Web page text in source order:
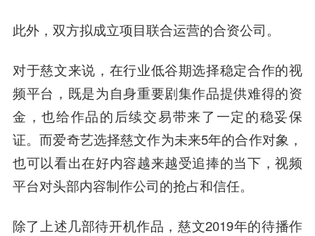
此外，双方拟成立项目联合运营的合资公司。
对于慈文来说，在行业低谷期选择稳定合作的视
频平台，既是为自身重要剧集作品提供难得的资
金，也给作品的后续交易带来了一定的稳妥保
证。而爱奇艺选择慈文作为未来5年的合作对象，
也可以看出在好内容越来越受追捧的当下，视频
平台对头部内容制作公司的抢占和信任。
除了上述几部待开机作品，慈文2019年的待播作